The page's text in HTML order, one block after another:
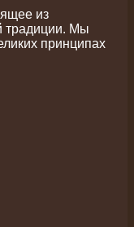
из
традиции. Мы
принципах